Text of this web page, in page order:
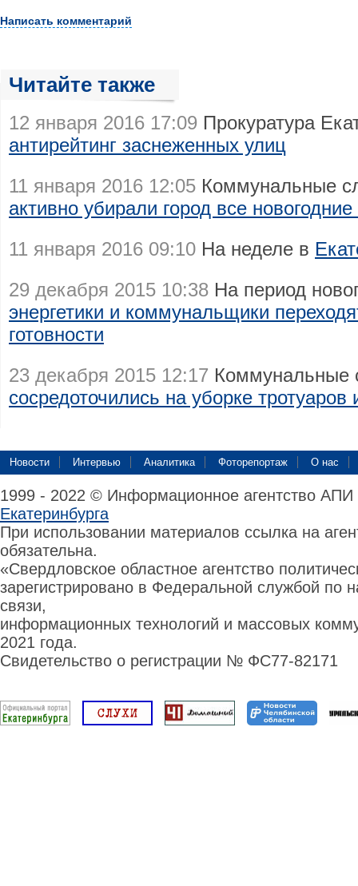
Написать комментарий
Читайте также
12 января 2016 17:09 Прокуратура
антирейтинг заснеженных улиц
11 января 2016 12:05 Коммунальные
активно убирали город все
11 января 2016 09:10 На неделе в
29 декабря 2015 10:38 На период
энергетики и коммунальщики
готовности
23 декабря 2015 12:17 Коммунальные
сосредоточились на уборке тротуаров
Новости Интервью Аналитика Фоторепортаж О нас
1999 - 2022 © Информационное агентство
Екатеринбурга
При использовании материалов ссылка на
обязательна.
«Свердловское областное агентство
зарегистрировано в Федеральной службой по
связи,
информационных технологий и массовых
2021 года.
Свидетельство о регистрации № ФС77-82171